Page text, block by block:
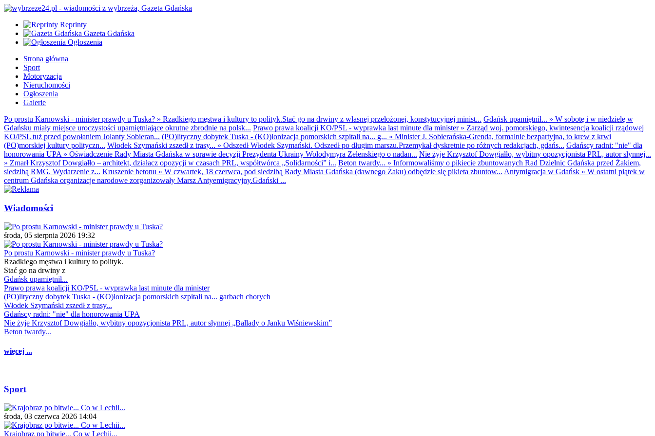
Reprinty
Gazeta Gdańska
Ogłoszenia
Strona główna
Sport
Motoryzacja
Nieruchomości
Ogłoszenia
Galerie
Po prostu Karnowski - minister prawdy u Tuska? » Rzadkiego męstwa i kultury to polityk.Stać go na drwiny z własnej przełożonej, konstytucyjnej minist... Gdańsk upamiętnił... » W sobotę i w niedzielę w
Gdańsku miały miejsce uroczystości upamiętniające okrutne zbrodnie na polsk... Prawo prawa koalicji KO/PSL - wyprawka last minute dla minister» Zarząd woj. pomorskiego, kwintesencja koalicji rządowej
KO/PSL tuż przed powołaniem Jolanty Sobieran... (PO)lityczny dobytek Tuska - (KO)lonizacja pomorskich szpitali na... g... » Minister J. Sobierańska-Grenda, formalnie bezpartyjna, to krew z krwi
(PO)morskiej kultury polityczn... Włodek Szymański zszedł z trasy... » Odszedł Włodek Szymański. Odszedł po długim marszu.Przemykał dyskretnie po różnych redakcjach, gdańs... Gdańscy radni: "nie" dla
honorowania UPA » Oświadczenie Rady Miasta Gdańska w sprawie decyzji Prezydenta Ukrainy Wołodymyra Zełenskiego o nadan... Nie żyje Krzysztof Dowgiałło, wybitny opozycjonista PRL, autor słynnej...
» Zmarł Krzysztof Dowgiałło – architekt, działacz opozycji w czasach PRL, współtwórca „Solidarności” i... Beton twardy... » Informowaliśmy o pikiecie zbuntowanych Rad Dzielnic Gdańska przed Żakiem,
siedzibą RMG. Wydarzenie z... Kruszenie betonu » W czwartek, 18 czerwca, pod siedzibą Rady Miasta Gdańska (dawnego Żaku) odbędzie się pikieta zbuntow... Antymigracja w Gdańsk » W ostatni piątek w
centrum Gdańska organizacje narodowe zorganizowały Marsz Antyemigracyjny.Gdański ...
Wiadomości
środa, 05 sierpnia 2026 19:32
Po prostu Karnowski - minister prawdy u Tuska?
Rzadkiego męstwa i kultury to polityk.
Stać go na drwiny z
Gdańsk upamiętnił...
Prawo prawa koalicji KO/PSL - wyprawka last minute dla minister
(PO)lityczny dobytek Tuska - (KO)lonizacja pomorskich szpitali na... garbach chorych
Włodek Szymański zszedł z trasy...
Gdańscy radni: "nie" dla honorowania UPA
Nie żyje Krzysztof Dowgiałło, wybitny opozycjonista PRL, autor słynnej „Ballady o Janku Wiśniewskim”
Beton twardy...
więcej ...
Sport
środa, 03 czerwca 2026 14:04
Krajobraz po bitwie... Co w Lechii...